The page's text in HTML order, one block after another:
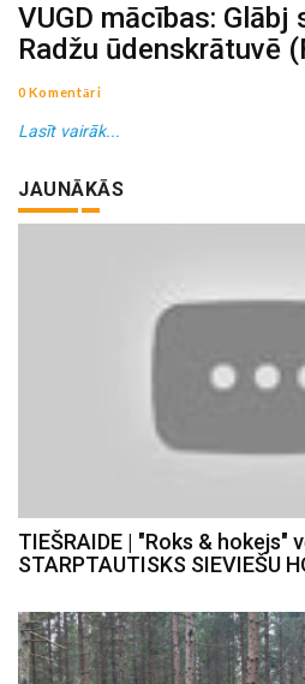
VUGD mācības:
Radžu ūdenskrātuvē
0 Komentāri
Lasīt vairāk...
JAUNĀKĀS
TIEŠRAIDE | "Roks & hokejs"
STARPTAUTISKS SIEVIEŠU